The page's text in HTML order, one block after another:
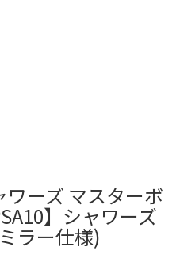
ーズ マスターボ
】シャワーズ
ラー仕様)